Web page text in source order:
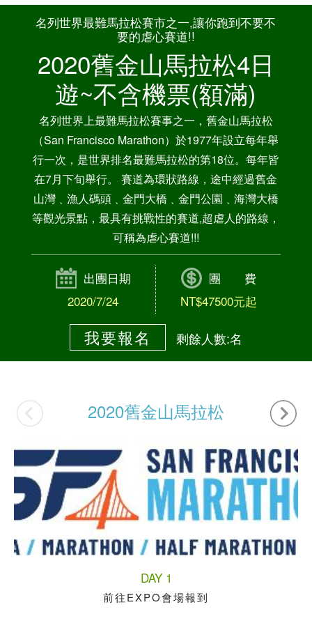
名列世界最難馬拉松賽市之一,讓你跑到不要不
要的虐心賽道!!
2020舊金山馬拉松4日
遊~不含機票(額滿)
名列世界上最難馬拉松賽事之一，舊金山馬拉松
（San Francisco Marathon）於1977年設立每年舉
行一次，是世界排名最難馬拉松的第18位。每年皆
在7月下旬舉行。 賽道為環狀路線，途中經過舊金
山灣﹑漁人碼頭﹑金門大橋﹑金門公園﹑海灣大橋
等觀光景點，最具有挑戰性的賽道,超虐人的路線，
可稱為虐心賽道!!!
出團日期
2020/7/24
團 費
NT$47500元起
我要報名 剩餘人數:名
2020舊金山馬拉松
DAY 1
前往EXPO會場報到